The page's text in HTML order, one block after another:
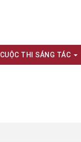
CUỘC THI SÁNG TÁC